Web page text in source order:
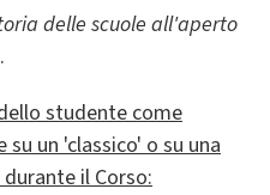
delle scuole all'aperto
studente come
un 'classico' o su una
il Corso: